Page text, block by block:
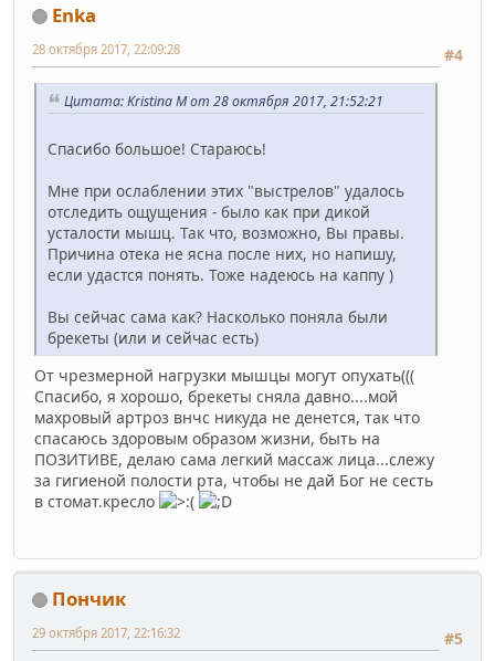
Enka
#4
28 октября 2017, 22:09:28
Цитата: Kristina M от 28 октября 2017, 21:52:21
Спасибо большое! Стараюсь!
Мне при ослаблении этих "выстрелов" удалось
отследить ощущения - было как при дикой
усталости мышц. Так что, возможно, Вы правы.
Причина отека не ясна после них, но напишу,
если удастся понять. Тоже надеюсь на каппу )
Вы сейчас сама как? Насколько поняла были
брекеты (или и сейчас есть)
От чрезмерной нагрузки мышцы могут опухать(((
Спасибо, я хорошо, брекеты сняла давно....мой
махровый артроз внчс никуда не денется, так что
спасаюсь здоровым образом жизни, быть на
ПОЗИТИВЕ, делаю сама легкий массаж лица...слежу
за гигиеной полости рта, чтобы не дай Бог не сесть
в стомат.кресло
Пончик
#5
29 октября 2017, 22:16:32